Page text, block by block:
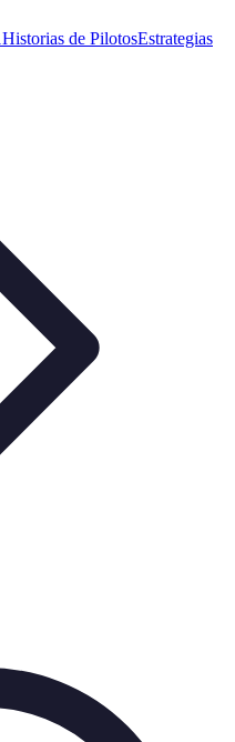
Historias de PilotosEstrategias